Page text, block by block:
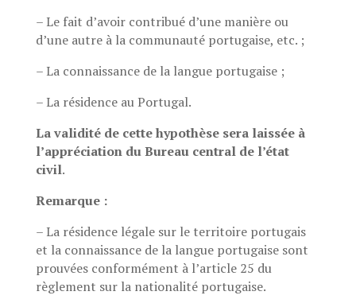
– Le fait d’avoir contribué d’une manière ou
d’une autre à la communauté portugaise, etc. ;
– La connaissance de la langue portugaise ;
– La résidence au Portugal.
La validité de cette hypothèse sera laissée à
l’appréciation du Bureau central de l’état
civil.
Remarque :
– La résidence légale sur le territoire portugais
et la connaissance de la langue portugaise sont
prouvées conformément à l’article 25 du
règlement sur la nationalité portugaise.